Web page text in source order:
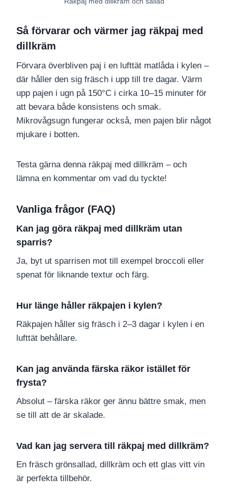
Så förvarar och värmer jag räkpaj med
dillkräm
Förvara överbliven paj i en lufttät matlåda i kylen –
där håller den sig fräsch i upp till tre dagar. Värm
upp pajen i ugn på 150°C i cirka 10–15 minuter för
att bevara både konsistens och smak.
Mikrovågsugn fungerar också, men pajen blir något
mjukare i botten.
Testa gärna denna räkpaj med dillkräm – och
lämna en kommentar om vad du tyckte!
Vanliga frågor (FAQ)
Kan jag göra räkpaj med dillkräm utan
sparris?
Ja, byt ut sparrisen mot till exempel broccoli eller
spenat för liknande textur och färg.
Hur länge håller räkpajen i kylen?
Räkpajen håller sig fräsch i 2–3 dagar i kylen i en
lufttät behållare.
Kan jag använda färska räkor istället för
frysta?
Absolut – färska räkor ger ännu bättre smak, men
se till att de är skalade.
Vad kan jag servera till räkpaj med dillkräm?
En fräsch grönsallad, dillkräm och ett glas vitt vin
är perfekta tillbehör.